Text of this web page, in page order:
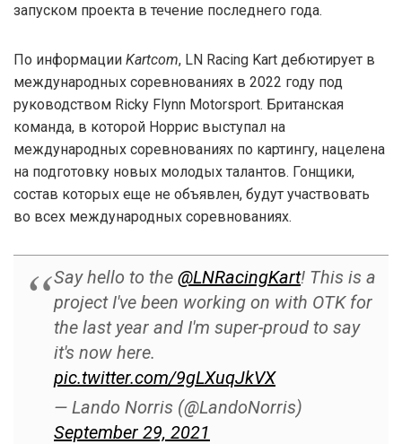
запуском проекта в течение последнего года.
По информации Kartcom, LN Racing Kart дебютирует в
международных соревнованиях в 2022 году под
руководством Ricky Flynn Motorsport. Британская
команда, в которой Норрис выступал на
международных соревнованиях по картингу, нацелена
на подготовку новых молодых талантов. Гонщики,
состав которых еще не объявлен, будут участвовать
во всех международных соревнованиях.
Say hello to the @LNRacingKart! This is a
project I've been working on with OTK for
the last year and I'm super-proud to say
it's now here.
pic.twitter.com/9gLXuqJkVX
— Lando Norris (@LandoNorris)
September 29, 2021